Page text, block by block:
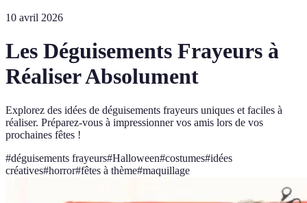
10 avril 2026
Les Déguisements Frayeurs à
Réaliser Absolument
Explorez des idées de déguisements frayeurs uniques et faciles à
réaliser. Préparez-vous à impressionner vos amis lors de vos
prochaines fêtes !
#déguisements frayeurs#Halloween#costumes#idées
créatives#horror#fêtes à thème#maquillage